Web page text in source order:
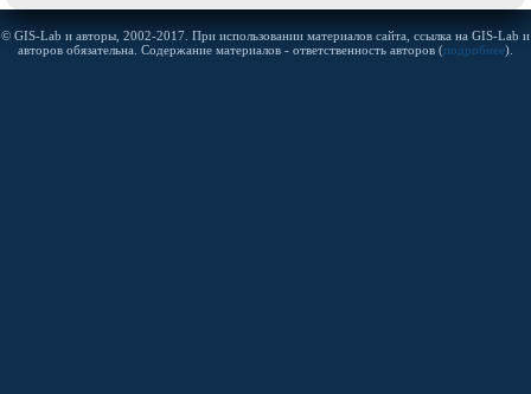
© GIS-Lab и авторы, 2002-2017. При использовании материалов сайта, ссылка на GIS-Lab и
авторов обязательна. Содержание материалов - ответственность авторов (подробнее).